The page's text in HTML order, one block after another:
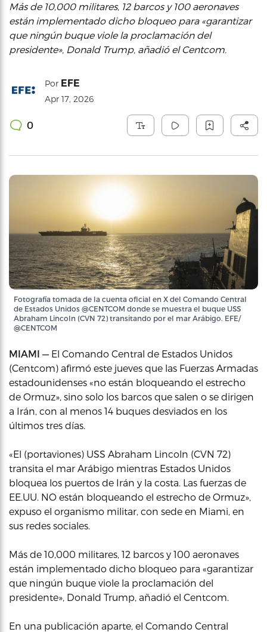
Más de 10,000 militares, 12 barcos y 100 aeronaves
están implementado dicho bloqueo para «garantizar
que ningún buque viole la proclamación del
presidente», Donald Trump, añadió el Centcom.
Por EFE
Apr 17, 2026
0
Fotografía tomada de la cuenta oficial en X del Comando Central
de Estados Unidos @CENTCOM donde se muestra el buque USS
Abraham Lincoln (CVN 72) transitando por el mar Arábigo. EFE/
@CENTCOM
MIAMI — El Comando Central de Estados Unidos
(Centcom) afirmó este jueves que las Fuerzas Armadas
estadounidenses «no están bloqueando el estrecho
de Ormuz», sino solo los barcos que salen o se dirigen
a Irán, con al menos 14 buques desviados en los
últimos tres días.
«El (portaviones) USS Abraham Lincoln (CVN 72)
transita el mar Arábigo mientras Estados Unidos
bloquea los puertos de Irán y la costa. Las fuerzas de
EE.UU. NO están bloqueando el estrecho de Ormuz»,
expuso el organismo militar, con sede en Miami, en
sus redes sociales.
Más de 10,000 militares, 12 barcos y 100 aeronaves
están implementado dicho bloqueo para «garantizar
que ningún buque viole la proclamación del
presidente», Donald Trump, añadió el Centcom.
En una publicación aparte, el Comando Central